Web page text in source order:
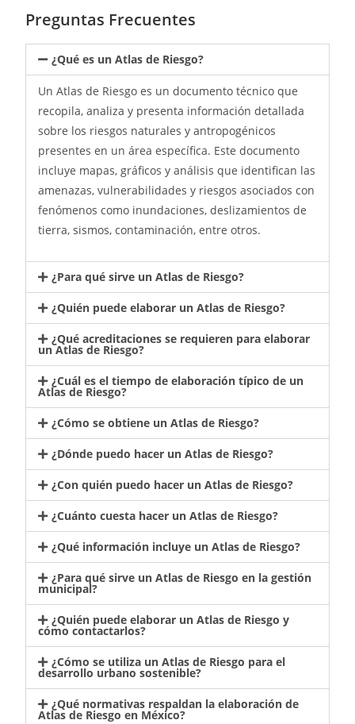
Preguntas Frecuentes
¿Qué es un Atlas de Riesgo?
Un Atlas de Riesgo es un documento técnico que
recopila, analiza y presenta información detallada
sobre los riesgos naturales y antropogénicos
presentes en un área específica. Este documento
incluye mapas, gráficos y análisis que identifican las
amenazas, vulnerabilidades y riesgos asociados con
fenómenos como inundaciones, deslizamientos de
tierra, sismos, contaminación, entre otros.
¿Para qué sirve un Atlas de Riesgo?
¿Quién puede elaborar un Atlas de Riesgo?
¿Qué acreditaciones se requieren para elaborar
un Atlas de Riesgo?
¿Cuál es el tiempo de elaboración típico de un
Atlas de Riesgo?
¿Cómo se obtiene un Atlas de Riesgo?
¿Dónde puedo hacer un Atlas de Riesgo?
¿Con quién puedo hacer un Atlas de Riesgo?
¿Cuánto cuesta hacer un Atlas de Riesgo?
¿Qué información incluye un Atlas de Riesgo?
¿Para qué sirve un Atlas de Riesgo en la gestión
municipal?
¿Quién puede elaborar un Atlas de Riesgo y
cómo contactarlos?
¿Cómo se utiliza un Atlas de Riesgo para el
desarrollo urbano sostenible?
¿Qué normativas respaldan la elaboración de
Atlas de Riesgo en México?